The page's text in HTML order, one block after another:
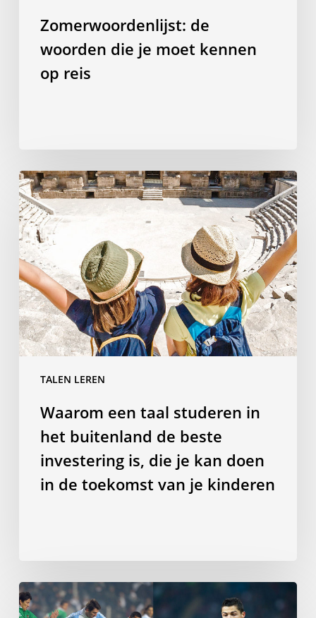
Zomerwoordenlijst: de
woorden die je moet kennen
op reis
TALEN LEREN
Waarom
een
taal
studeren
in
het
buitenland
de
beste
investering
toekomst
Waarom een taal studeren in
het buitenland de beste
investering is, die je kan doen
in de toekomst van je kinderen
Het
spreken